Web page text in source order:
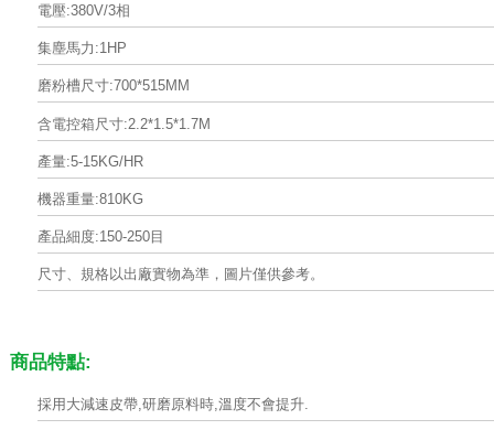
電壓:380V/3相
集塵馬力:1HP
磨粉槽尺寸:700*515MM
含電控箱尺寸:2.2*1.5*1.7M
產量:5-15KG/HR
機器重量:810KG
產品細度:150-250目
尺寸、規格以出廠實物為準，圖片僅供參考。
商品特點:
採用大減速皮帶,研磨原料時,溫度不會提升.